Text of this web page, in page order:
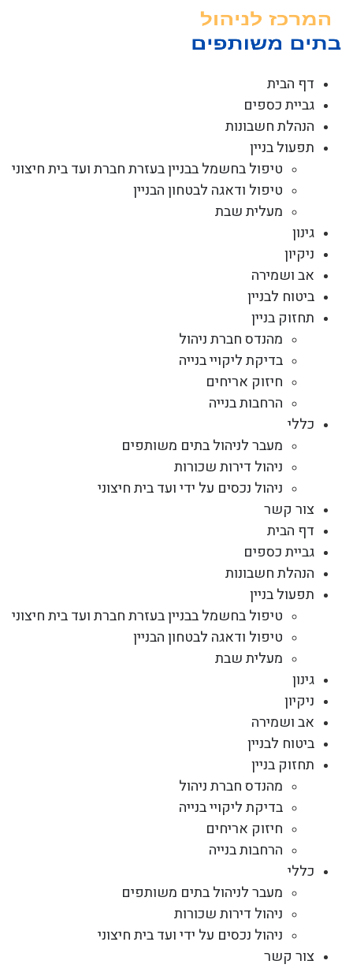
דף הבית
גביית כספים
הנהלת חשבונות
תפעול בניין
טיפול בחשמל בבניין בעזרת חברת ועד בית חיצוני
טיפול ודאגה לבטחון הבניין
מעלית שבת
גינון
ניקיון
אב ושמירה
ביטוח לבניין
תחזוק בניין
מהנדס חברת ניהול
בדיקת ליקויי בנייה
חיזוק אריחים
הרחבות בנייה
כללי
מעבר לניהול בתים משותפים
ניהול דירות שכורות
ניהול נכסים על ידי ועד בית חיצוני
צור קשר
דף הבית
גביית כספים
הנהלת חשבונות
תפעול בניין
טיפול בחשמל בבניין בעזרת חברת ועד בית חיצוני
טיפול ודאגה לבטחון הבניין
מעלית שבת
גינון
ניקיון
אב ושמירה
ביטוח לבניין
תחזוק בניין
מהנדס חברת ניהול
בדיקת ליקויי בנייה
חיזוק אריחים
הרחבות בנייה
כללי
מעבר לניהול בתים משותפים
ניהול דירות שכורות
ניהול נכסים על ידי ועד בית חיצוני
צור קשר